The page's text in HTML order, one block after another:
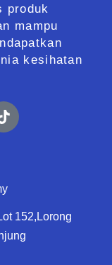
produk
mampu
kesihatan
Tiktok
152,Lorong